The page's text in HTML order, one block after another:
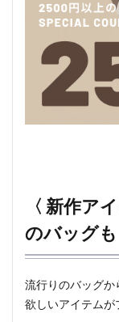
〈 新作ア
のバッグも
流行りのバッグ
欲しいアイテム